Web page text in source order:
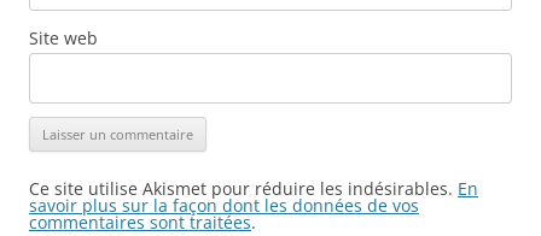
Site web
Ce site utilise Akismet pour réduire les indésirables. En
savoir plus sur la façon dont les données de vos
commentaires sont traitées.